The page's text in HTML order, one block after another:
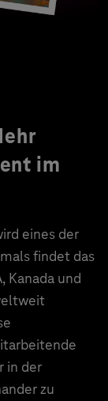
im
eines der
findet das
Kanada und
in der
zu